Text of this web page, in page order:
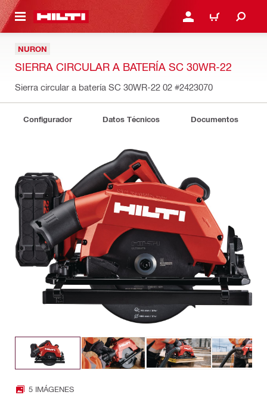
PRINCIPAL INICIE SESIÓN O
CARRITO
NURON
SIERRA CIRCULAR A BATERÍA SC 30WR-22
Sierra circular a batería SC 30WR-22 02 #2423070
Configurador Datos Técnicos Documentos
5 IMÁGENES